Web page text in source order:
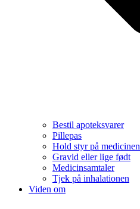
Bestil apoteksvarer
Pillepas
Hold styr på medicinen
Gravid eller lige født
Medicinsamtaler
Tjek på inhalationen
Viden om